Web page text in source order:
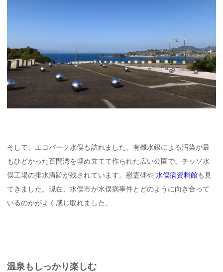
そして、エコパーク水俣も訪れました。有機水銀による汚染が最
もひどかった百間湾を埋め立てて作られた広い公園で、チッソ水
俣工場の排水溝跡が残されています。慰霊碑や 水俣病資料館も見
てきました。現在、水俣市が水俣病事件とどのように向き合って
いるのかがよく感じ取れました。
温泉もしっかり楽しむ